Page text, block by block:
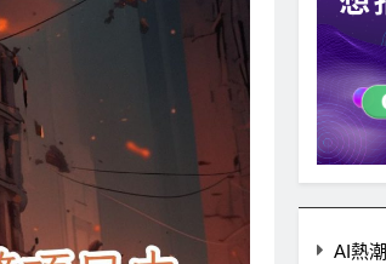
AI熱潮